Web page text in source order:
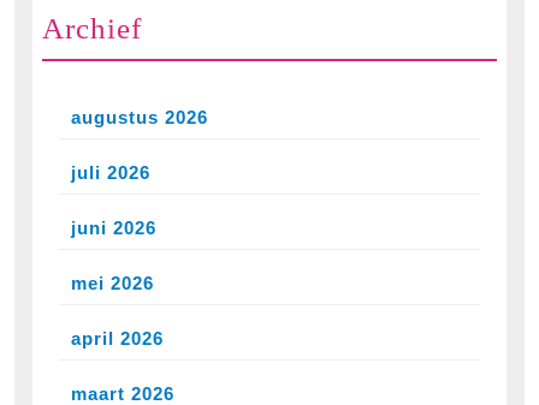
Archief
augustus 2026
juli 2026
juni 2026
mei 2026
april 2026
maart 2026